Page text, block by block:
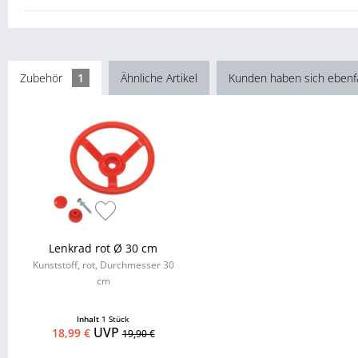
Zubehör 1 Ähnliche Artikel Kunden haben sich
Lenkrad rot Ø 30 cm
Kunststoff, rot, Durchmesser 30
cm
Inhalt 1 Stück
18,99 €UVP19,90 €